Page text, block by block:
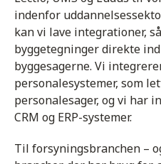
indenfor
kan vi lave integrationer,
byggetegninger direkte
byggesagerne. Vi
personalesystemer, som
personalesager, og vi har
CRM og ERP-systemer.
Til forsyningsbranchen –